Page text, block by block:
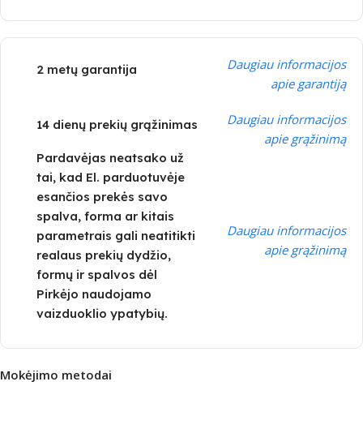
2 metų garantija
Daugiau informacijos
apie garantiją
14 dienų prekių grąžinimas
Daugiau informacijos
apie grąžinimą
Pardavėjas neatsako už
tai, kad El. parduotuvėje
esančios prekės savo
spalva, forma ar kitais
parametrais gali neatitikti
realaus prekių dydžio,
formų ir spalvos dėl
Pirkėjo naudojamo
vaizduoklio ypatybių.
Daugiau informacijos
apie grąžinimą
Mokėjimo metodai